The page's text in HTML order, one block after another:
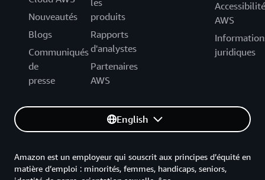
Nouveautés
Blogs
Communiqués
de
presse
les
produits
Rapports
d'analystes
Partenaires
AWS
Accessibilité
AWS
juridiques
English
Amazon est un employeur qui souscrit aux principes d’équité en
matière d’emploi : minorités, femmes, handicaps, seniors,